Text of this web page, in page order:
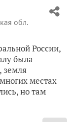
обл.
России,
была
земля
местах
но там